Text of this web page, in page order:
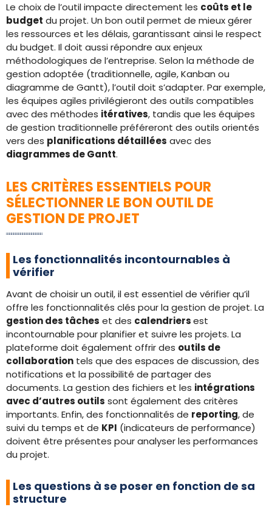
Le choix de l’outil impacte directement les coûts et le
budget du projet. Un bon outil permet de mieux gérer
les ressources et les délais, garantissant ainsi le respect
du budget. Il doit aussi répondre aux enjeux
méthodologiques de l’entreprise. Selon la méthode de
gestion adoptée (traditionnelle, agile, Kanban ou
diagramme de Gantt), l’outil doit s’adapter. Par exemple,
les équipes agiles privilégieront des outils compatibles
avec des méthodes itératives, tandis que les équipes
de gestion traditionnelle préféreront des outils orientés
vers des planifications détaillées avec des
diagrammes de Gantt.
LES CRITÈRES ESSENTIELS POUR
SÉLECTIONNER LE BON OUTIL DE
GESTION DE PROJET
Les fonctionnalités incontournables à
vérifier
Avant de choisir un outil, il est essentiel de vérifier qu’il
offre les fonctionnalités clés pour la gestion de projet. La
gestion des tâches et des calendriersest
incontournable pour planifier et suivre les projets. La
plateforme doit également offrir des outils de
collaboration tels que des espaces de discussion, des
notifications et la possibilité de partager des
documents. La gestion des fichiers et les intégrations
avec d’autres outils sont également des critères
importants. Enfin, des fonctionnalités de reporting, de
suivi du temps et de KPI (indicateurs de performance)
doivent être présentes pour analyser les performances
du projet.
Les questions à se poser en fonction de sa
structure